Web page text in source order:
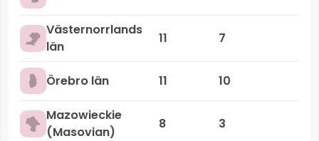
Västernorrlands
län
11 7
Örebro län 11 10
Mazowieckie
(Masovian)
8 3